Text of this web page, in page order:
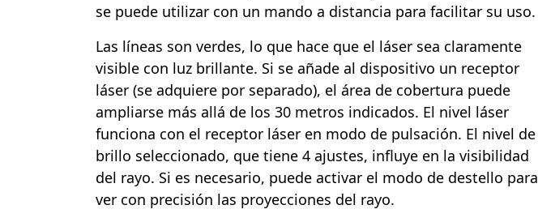
se puede utilizar con un mando a distancia para facilitar su uso.
Las líneas son verdes, lo que hace que el láser sea claramente
visible con luz brillante. Si se añade al dispositivo un receptor
láser (se adquiere por separado), el área de cobertura puede
ampliarse más allá de los 30 metros indicados. El nivel láser
funciona con el receptor láser en modo de pulsación. El nivel de
brillo seleccionado, que tiene 4 ajustes, influye en la visibilidad
del rayo. Si es necesario, puede activar el modo de destello para
ver con precisión las proyecciones del rayo.